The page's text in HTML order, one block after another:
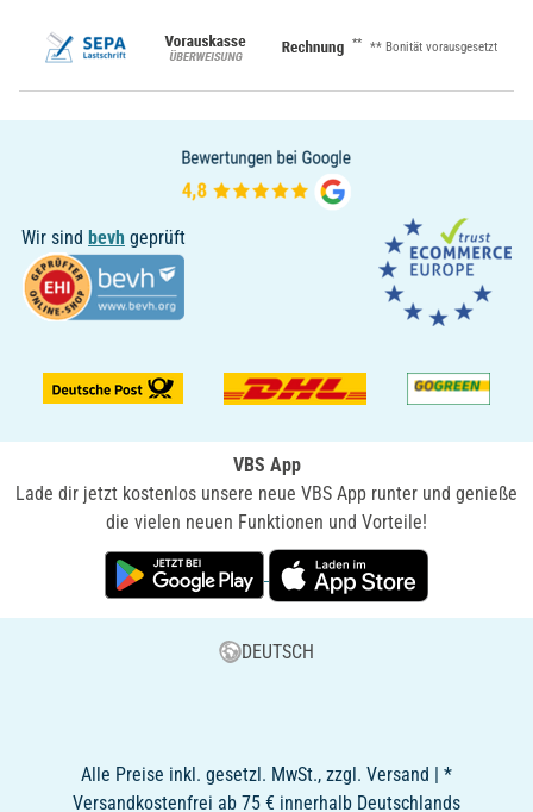
** ** Bonität vorausgesetzt
Wir sind bevh geprüft
VBS App
Lade dir jetzt kostenlos unsere neue VBS App runter und genieße
die vielen neuen Funktionen und Vorteile!
DEUTSCH
Alle Preise inkl. gesetzl. MwSt., zzgl. Versand | *
Versandkostenfrei ab 75 € innerhalb Deutschlands